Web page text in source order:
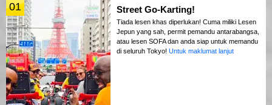
01 Street Go-Karting!
Tiada lesen khas diperlukan! Cuma miliki Lesen
Jepun yang sah, permit pemandu antarabangsa,
atau lesen SOFA dan anda siap untuk memandu
di seluruh Tokyo! Untuk maklumat lanjut